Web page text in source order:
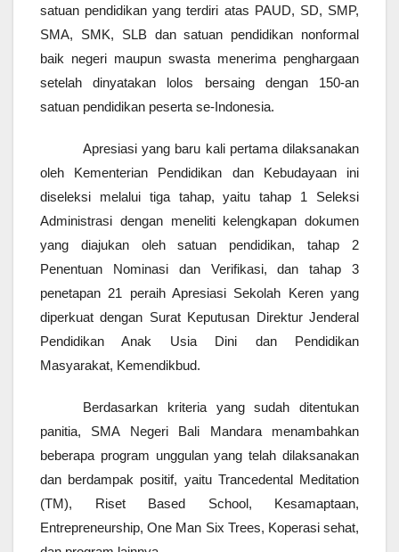
satuan pendidikan yang terdiri atas PAUD, SD, SMP,
SMA, SMK, SLB dan satuan pendidikan nonformal
baik negeri maupun swasta menerima penghargaan
setelah dinyatakan lolos bersaing dengan 150-an
satuan pendidikan peserta se-Indonesia.
Apresiasi yang baru kali pertama dilaksanakan
oleh Kementerian Pendidikan dan Kebudayaan ini
diseleksi melalui tiga tahap, yaitu tahap 1 Seleksi
Administrasi dengan meneliti kelengkapan dokumen
yang diajukan oleh satuan pendidikan, tahap 2
Penentuan Nominasi dan Verifikasi, dan tahap 3
penetapan 21 peraih Apresiasi Sekolah Keren yang
diperkuat dengan Surat Keputusan Direktur Jenderal
Pendidikan Anak Usia Dini dan Pendidikan
Masyarakat, Kemendikbud.
Berdasarkan kriteria yang sudah ditentukan
panitia, SMA Negeri Bali Mandara menambahkan
beberapa program unggulan yang telah dilaksanakan
dan berdampak positif, yaitu Trancedental Meditation
(TM), Riset Based School, Kesamaptaan,
Entrepreneurship, One Man Six Trees, Koperasi sehat,